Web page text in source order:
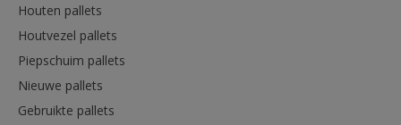
Houten pallets
Houtvezel pallets
Piepschuim pallets
Nieuwe pallets
Gebruikte pallets